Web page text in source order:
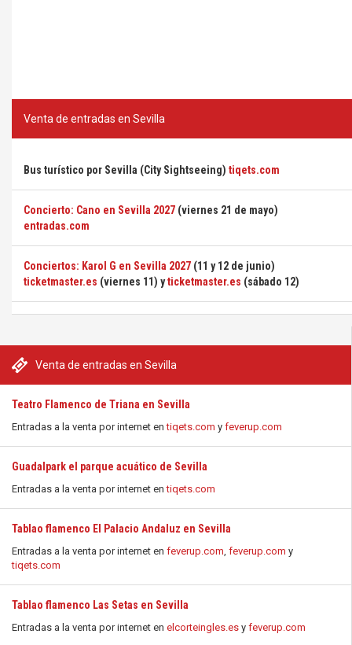
Venta de entradas en Sevilla
Teatro Flamenco de Triana en Sevilla
Entradas a la venta por internet entiqets.com y feverup.com
Guadalpark el parque acuático de Sevilla
Entradas a la venta por internet entiqets.com
Tablao flamenco El Palacio Andaluz en Sevilla
Entradas a la venta por internet en feverup.com, feverup.com y
tiqets.com
Tablao flamenco Las Setas en Sevilla
Entradas a la venta por internet en elcorteingles.es y feverup.com
Venta de entradas en Sevilla
Bus turístico por Sevilla (City Sightseeing) tiqets.com
Concierto: Cano en Sevilla 2027 (viernes 21 de mayo)
entradas.com
Conciertos: Karol G en Sevilla 2027 (11 y 12 de junio)
ticketmaster.es (viernes 11) yticketmaster.es (sábado 12)